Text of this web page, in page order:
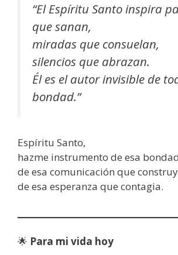
“El Espíritu Santo inspira
que sanan,
miradas que consuelan,
silencios que abrazan.
Él es el autor invisible de
bondad.”
Espíritu Santo,
hazme instrumento de esa
de esa comunicación que
de esa esperanza que contagia.
🌟 Para mi vida hoy